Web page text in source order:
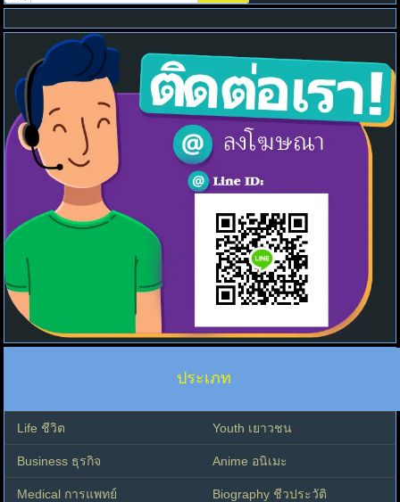
ประเภท
Life ชีวิต Youth เยาวชน
Business ธุรกิจ Anime อนิเมะ
Medical การแพทย์ Biography ชีวประวัติ